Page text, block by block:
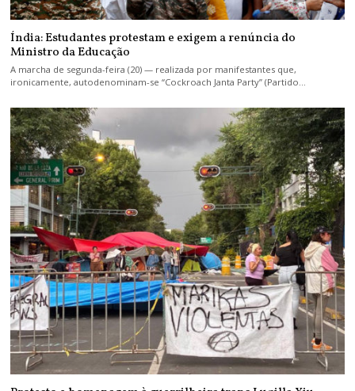
Índia: Estudantes protestam e exigem a renúncia do
Ministro da Educação
A marcha de segunda-feira (20) — realizada por manifestantes que,
ironicamente, autodenominam-se “Cockroach Janta Party” (Partido…